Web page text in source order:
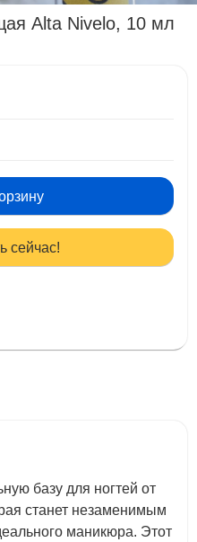
Alta Nivelo, 10 мл
сейчас!
базу для ногтей от
станет незаменимым
маникюра. Этот